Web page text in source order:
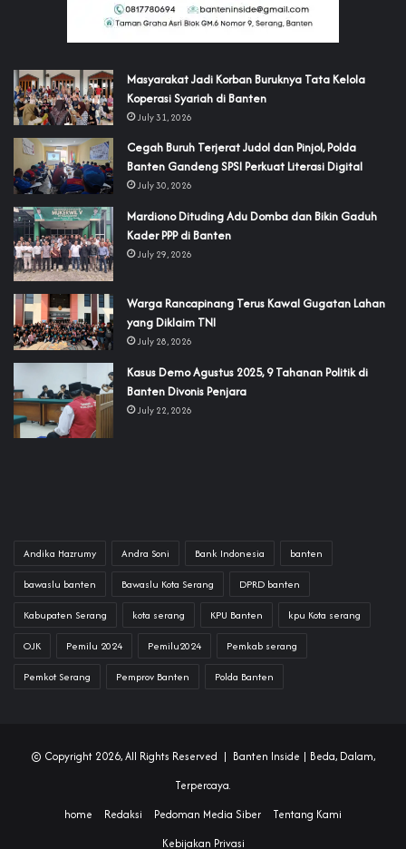
‎Masyarakat Jadi Korban Buruknya Tata Kelola
Koperasi Syariah di Banten
July 31, 2026
Cegah Buruh Terjerat Judol dan Pinjol, Polda
Banten Gandeng SPSI Perkuat Literasi Digital
July 30, 2026
‎Mardiono Dituding Adu Domba dan Bikin Gaduh
Kader PPP di Banten
July 29, 2026
‎Warga Rancapinang Terus Kawal Gugatan Lahan
yang Diklaim TNI‎‎
July 28, 2026
‎Kasus Demo Agustus 2025, 9 Tahanan Politik di
Banten Divonis Penjara
July 22, 2026
Andika Hazrumy Andra Soni Bank Indonesia banten
bawaslu banten Bawaslu Kota Serang DPRD banten
Kabupaten Serang kota serang KPU Banten kpu Kota serang
OJK Pemilu 2024 Pemilu2024 Pemkab serang
Pemkot Serang Pemprov Banten Polda Banten
© Copyright 2026, All Rights Reserved | Banten Inside | Beda, Dalam,
Terpercaya.
home
Redaksi Pedoman Media Siber
Tentang Kami
Kebijakan Privasi